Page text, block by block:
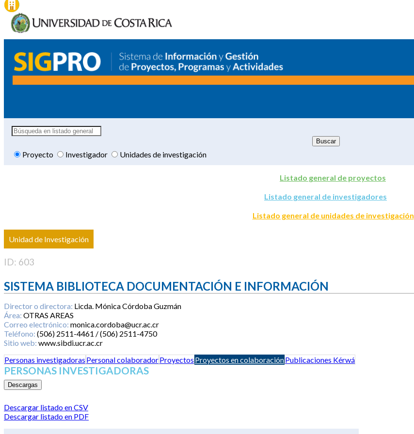
Proyecto Investigador Unidades de investigación
Listado general de proyectos
Listado general de investigadores
Listado general de unidades de investigación
Unidad de Investigación
ID: 603
SISTEMA BIBLIOTECA DOCUMENTACIÓN E INFORMACIÓN
Director o directora: Licda. Mónica Córdoba Guzmán
Área: OTRAS AREAS
Correo electrónico: monica.cordoba@ucr.ac.cr
Teléfono: (506) 2511-4461 / (506) 2511-4750
Sitio web: www.sibdi.ucr.ac.cr
Personas investigadoras Personal colaboradorProyectos Proyectos en colaboraciónPublicaciones Kérwá
PERSONAS INVESTIGADORAS
Descargas
Descargar listado en CSV
Descargar listado en PDF